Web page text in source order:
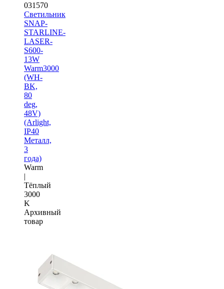
031570
Светильник
SNAP-
STARLINE-
LASER-
S600-
13W
Warm3000
(WH-
BK,
80
deg,
48V)
(Arlight,
IP40
Металл,
3
года)
Warm
|
Тёплый
3000
K
Архивный
товар